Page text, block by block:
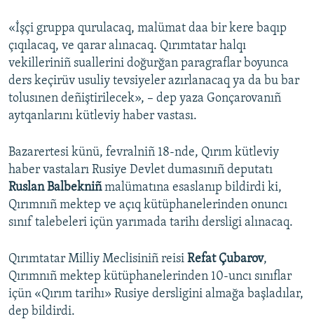
«İşçi gruppa qurulacaq, malümat daa bir kere baqıp
çıqılacaq, ve qarar alınacaq. Qırımtatar halqı
vekilleriniñ suallerini doğurğan paragraflar boyunca
ders keçirüv usuliy tevsiyeler azırlanacaq ya da bu bar
tolusınen deñiştirilecek», – dep yaza Gonçarovanıñ
aytqanlarını kütleviy haber vastası.
Bazarertesi künü, fevralniñ 18-nde, Qırım kütleviy
haber vastaları Rusiye Devlet dumasınıñ deputatı
Ruslan Balbekniñmalümatına esaslanıp bildirdi ki,
Qırımnıñ mektep ve açıq kütüphanelerinden onuncı
sınıf talebeleri içün yarımada tarihı dersligi alınacaq.
Qırımtatar Milliy Meclisiniñ reisi Refat Çubarov,
Qırımnıñ mektep kütüphanelerinden 10-uncı sınıflar
içün «Qırım tarihı» Rusiye dersligini almağa başladılar,
dep bildirdi.